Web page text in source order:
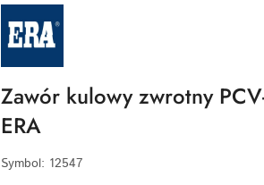
NAZWA
PRODUCENTA:
ERA
Zawór kulowy zwrotny
ERA
Symbol: 12547